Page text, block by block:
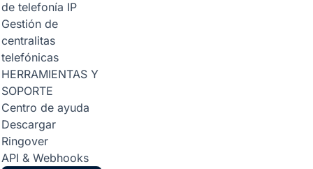
de telefonía IP
Gestión de
centralitas
telefónicas
HERRAMIENTAS Y
SOPORTE
Centro de ayuda
Descargar
Ringover
API & Webhooks